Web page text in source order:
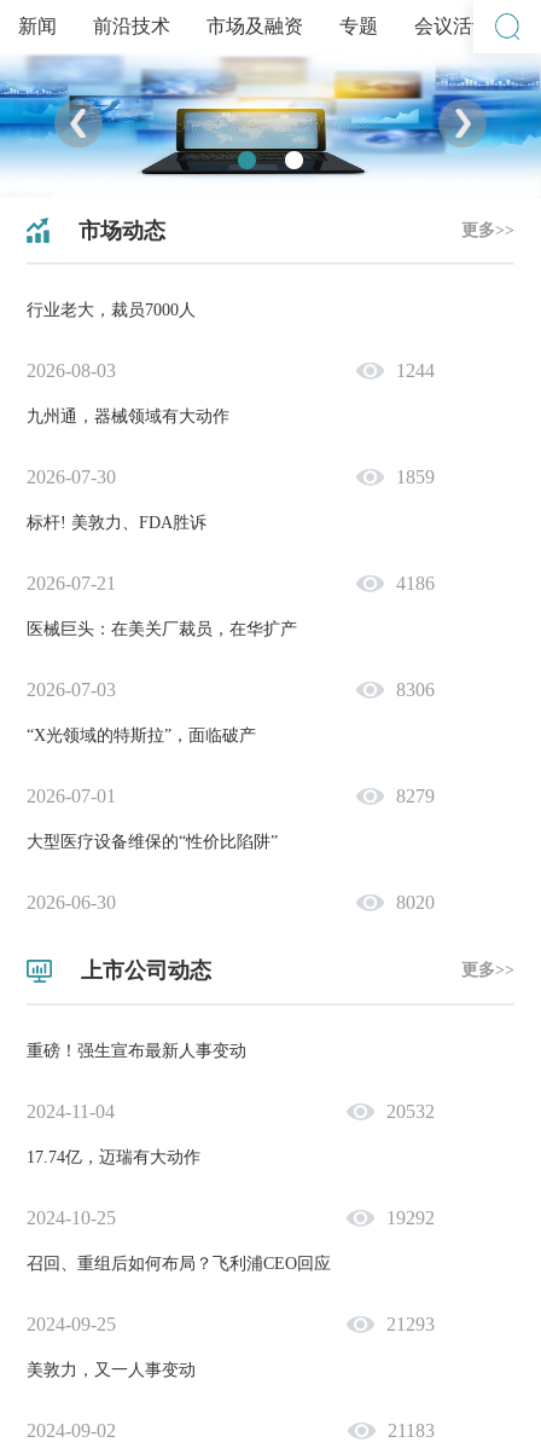
新闻 前沿技术 市场及融资 专题 会议活动
市场动态 更多>>
行业老大，裁员7000人
2026-08-03 1244
九州通，器械领域有大动作
2026-07-30 1859
标杆! 美敦力、FDA胜诉
2026-07-21 4186
医械巨头：在美关厂裁员，在华扩产
2026-07-03 8306
“X光领域的特斯拉”，面临破产
2026-07-01 8279
大型医疗设备维保的“性价比陷阱”
2026-06-30 8020
上市公司动态 更多>>
重磅！强生宣布最新人事变动
2024-11-04 20532
17.74亿，迈瑞有大动作
2024-10-25 19292
召回、重组后如何布局？飞利浦CEO回应
2024-09-25 21293
美敦力，又一人事变动
2024-09-02 21183